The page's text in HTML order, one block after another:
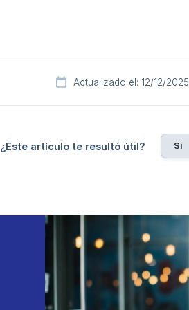
Actualizado el: 12/12/2025
¿Este artículo te resultó útil? Sí